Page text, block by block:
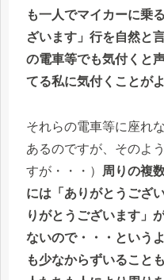
も一人でマイカーに乗
ざいます」行を自然と
の電車等でも気付くと
てる私に気付くことが
それらの電車等に座れ
あるのですが、そのよ
すが・・・）
周りの複
には「ありがとうござ
りがとうございます」
ないので・・・という
も少なからずいること